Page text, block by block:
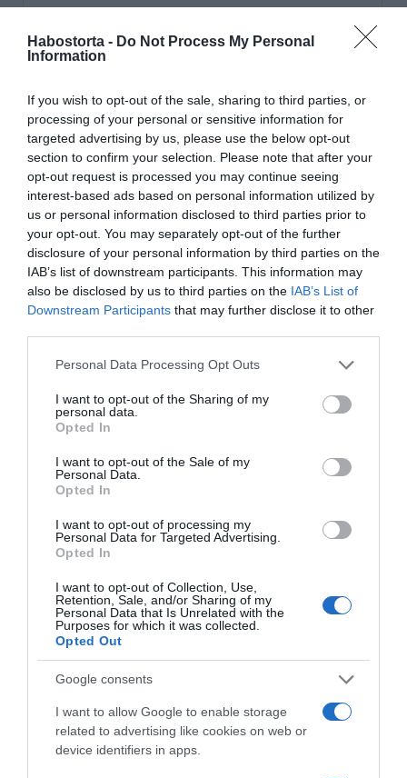
Habostorta - Do Not Process My Personal
Information
If you wish to opt-out of the sale, sharing to third parties, or
processing of your personal or sensitive information for
targeted advertising by us, please use the below opt-out
section to confirm your selection. Please note that after your
opt-out request is processed you may continue seeing
interest-based ads based on personal information utilized by
us or personal information disclosed to third parties prior to
your opt-out. You may separately opt-out of the further
disclosure of your personal information by third parties on the
IAB’s list of downstream participants. This information may
also be disclosed by us to third parties on the IAB’s List of
Downstream Participants that may further disclose it to other
Please note that this website/app uses one or more Google
not limited to your visit or usage behaviour. You may click to
grant or deny consent to Google and its third-party tags to
use your data for below specified purposes in below Google
consent section.
Personal Data Processing Opt Outs
I want to opt-out of the Sharing of my
personal data.
Opted In
I want to opt-out of the Sale of my
Personal Data.
Opted In
I want to opt-out of processing my
Personal Data for Targeted Advertising.
Opted In
I want to opt-out of Collection, Use,
Retention, Sale, and/or Sharing of my
Personal Data that Is Unrelated with the
Purposes for which it was collected.
Opted Out
Google consents
I want to allow Google to enable storage
related to advertising like cookies on web or
device identifiers in apps.
Megosztás: Facebook Twitter Pinterest
Korábbi bejegyzések Következő bejegyzés